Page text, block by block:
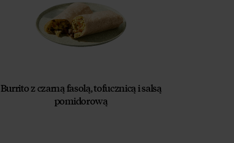
Burrito z czarną fasolą, tofucznicą i salsą
pomidorową